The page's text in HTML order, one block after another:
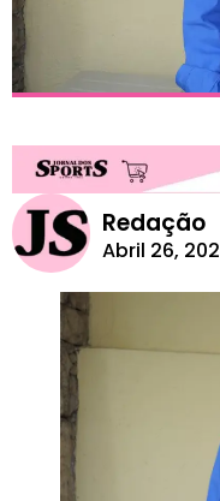
Redação
Abril 26,